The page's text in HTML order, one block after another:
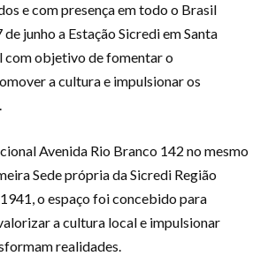
e com presença em todo o Brasil
junho a Estação Sicredi em Santa
com objetivo de fomentar o
a cultura e impulsionar os
Avenida Rio Branco 142 no mesmo
Sede própria da Sicredi Região
o espaço foi concebido para
a cultura local e impulsionar
realidades.